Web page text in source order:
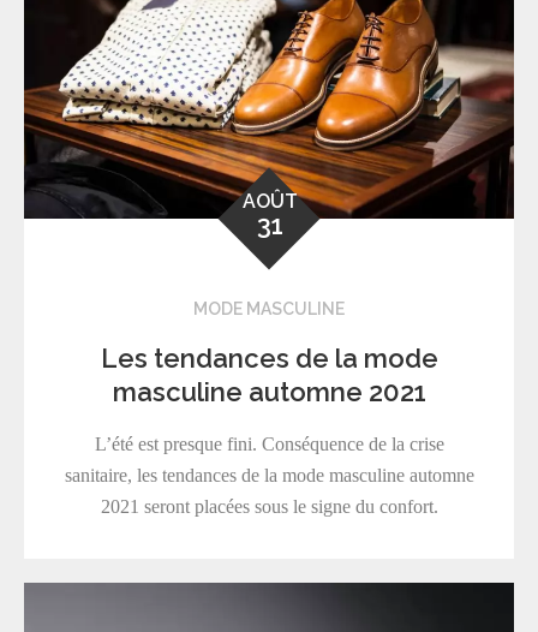
AOÛT
31
MODE MASCULINE
Les tendances de la mode
masculine automne 2021
L’été est presque fini. Conséquence de la crise
sanitaire, les tendances de la mode masculine automne
2021 seront placées sous le signe du confort.